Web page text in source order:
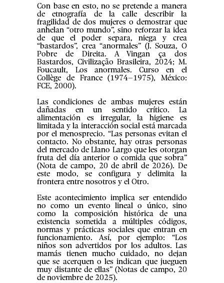
Con base en esto, no se pretende a manera
de etnografía de la calle describir la
fragilidad de dos mujeres o demostrar que
anhelan “otro mundo”, sino reforzar la idea
de que el poder separa, niega y crea
“bastardos”, crea “anormales” (J. Souza, O
Pobre de Direita. A Vingan ça dos
Bastardos, Civilização Brasileira, 2024; M.
Foucault, Los anormales. Curso en el
Collège de France (1974–1975), México:
FCE, 2000).
Las condiciones de ambas mujeres están
dañadas en un sentido crítico. La
alimentación es irregular, la higiene es
limitada y la interacción social está marcada
por el menosprecio. “Las personas evitan el
contacto. No obstante, hay otras personas
del mercado de Llano Largo que les otorgan
fruta del día anterior o comida que sobra”
(Nota de campo, 20 de abril de 2026). De
este modo, se configura y delimita la
frontera entre nosotros y el Otro.
Este acontecimiento implica ser entendido
no como un evento lineal o único, sino
como la composición histórica de una
existencia sometida a múltiples códigos,
normas y prácticas sociales que entran en
funcionamiento. Así, por ejemplo: “Los
niños son advertidos por los adultos. Las
mamás tienen mucho cuidado, no dejan
que se acerquen o les indican que jueguen
muy distante de ellas” (Notas de campo, 20
de noviembre de 2025).